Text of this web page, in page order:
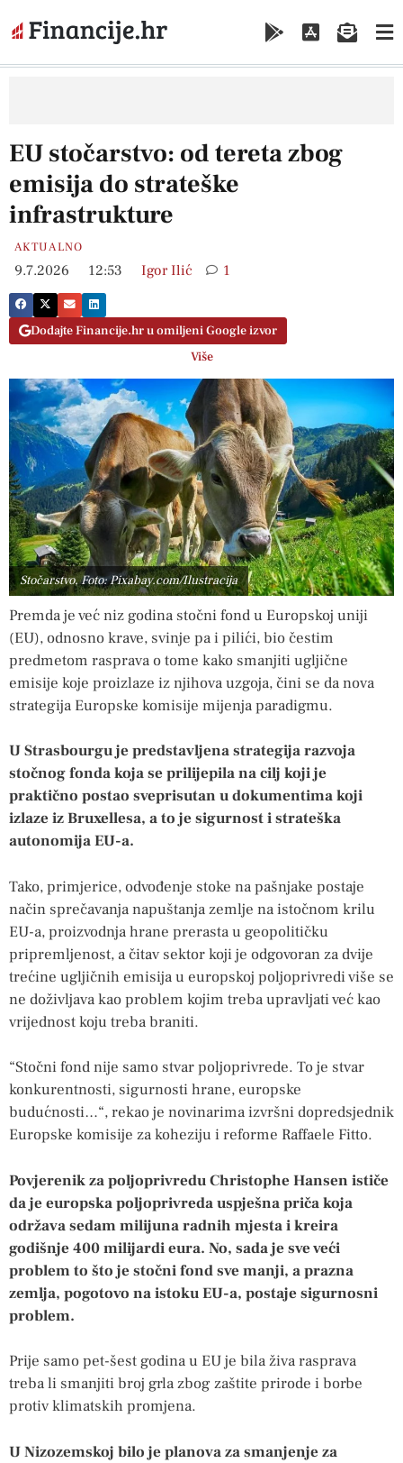
EU stočarstvo: od tereta zbog
emisija do strateške
infrastrukture
AKTUALNO
9.7.2026 12:53 Igor Ilić 1
Dodajte Financije.hr u omiljeni Google izvor
Više
Stočarstvo, Foto: Pixabay.com/Ilustracija
Premda je već niz godina stočni fond u Europskoj uniji
(EU), odnosno krave, svinje pa i pilići, bio čestim
predmetom rasprava o tome kako smanjiti ugljične
emisije koje proizlaze iz njihova uzgoja, čini se da nova
strategija Europske komisije mijenja paradigmu.
U Strasbourgu je predstavljena strategija razvoja
stočnog fonda koja se prilijepila na cilj koji je
praktično postao sveprisutan u dokumentima koji
izlaze iz Bruxellesa, a to je sigurnost i strateška
autonomija EU-a.
Tako, primjerice, odvođenje stoke na pašnjake postaje
način sprečavanja napuštanja zemlje na istočnom krilu
EU-a, proizvodnja hrane prerasta u geopolitičku
pripremljenost, a čitav sektor koji je odgovoran za dvije
trećine ugljičnih emisija u europskoj poljoprivredi više se
ne doživljava kao problem kojim treba upravljati već kao
vrijednost koju treba braniti.
“Stočni fond nije samo stvar poljoprivrede. To je stvar
konkurentnosti, sigurnosti hrane, europske
budućnosti…“, rekao je novinarima izvršni dopredsjednik
Europske komisije za koheziju i reforme Raffaele Fitto.
Povjerenik za poljoprivredu Christophe Hansen ističe
da je europska poljoprivreda uspješna priča koja
održava sedam milijuna radnih mjesta i kreira
godišnje 400 milijardi eura. No, sada je sve veći
problem to što je stočni fond sve manji, a prazna
zemlja, pogotovo na istoku EU-a, postaje sigurnosni
problem.
Prije samo pet-šest godina u EU je bila živa rasprava
treba li smanjiti broj grla zbog zaštite prirode i borbe
protiv klimatskih promjena.
U Nizozemskoj bilo je planova za smanjenje za